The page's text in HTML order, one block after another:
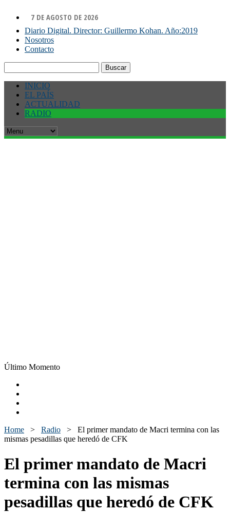
7 DE AGOSTO DE 2026
Diario Digital. Director: Guillermo Kohan. Año:2019
Nosotros
Contacto
INICIO
EL PAÍS
ACTUALIDAD
RADIO
Último Momento
Home > Radio > El primer mandato de Macri termina con las
mismas pesadillas que heredó de CFK
El primer mandato de Macri
termina con las mismas
pesadillas que heredó de CFK